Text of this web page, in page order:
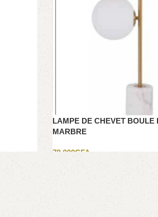
LAMPE DE CHEVET BOULE
MARBRE
78 000CFA